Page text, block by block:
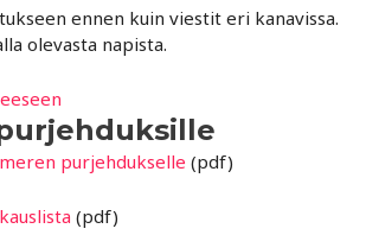
ennen kuin viestit eri kanavissa.
olevasta napista.
purjehdukselle (pdf)
(pdf)